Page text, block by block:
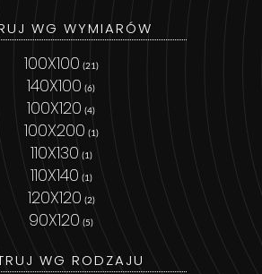
WG WYMIARÓW
100X100 (21)
140X100 (6)
100X120 (4)
100X200 (1)
110X130 (1)
110X140 (1)
120X120 (2)
90X120 (5)
WG RODZAJU